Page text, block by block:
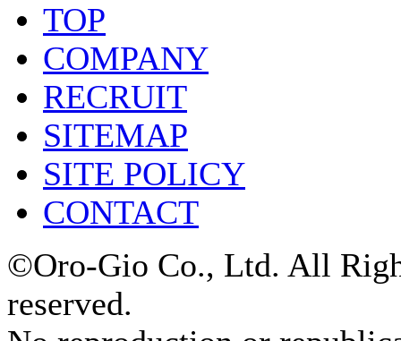
TOP
COMPANY
RECRUIT
SITEMAP
SITE POLICY
CONTACT
©Oro-Gio Co., Ltd. All
reserved.